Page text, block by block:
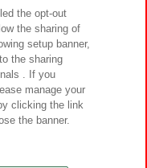
るご質問・お問い合わせ
Inc.
Lab Inc.
the opt-out
the sharing of
setup banner,
the sharing
. If you
manage your
clicking the link
the banner.